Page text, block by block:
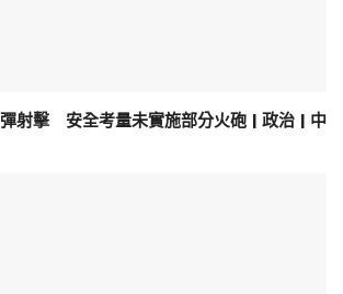
射擊 安全考量未實施部分火砲 | 政治 | 中